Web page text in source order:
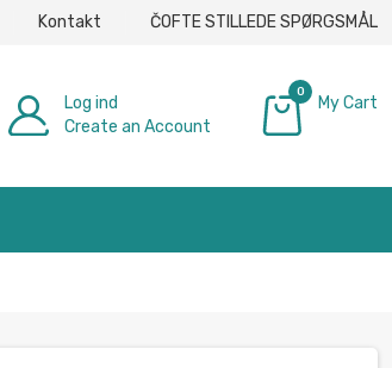
Kontakt ČOFTE STILLEDE SPØRGSMÅL
Log ind
Create an Account
0
My Cart